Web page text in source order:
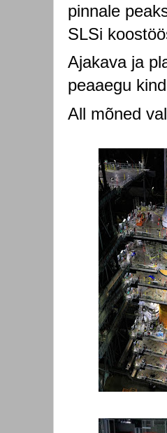
pinnale
SLSi
Ajakava ja
peaaegu
All mõned